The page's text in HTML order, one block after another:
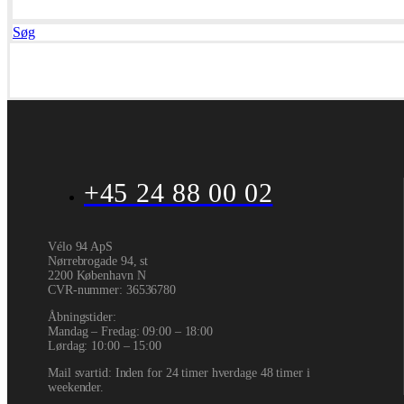
Søg
+45 24 88 00 02
Vélo 94 ApS
Nørrebrogade 94, st
2200 København N
CVR-nummer: 36536780
Åbningstider:
Mandag – Fredag: 09:00 – 18:00
Lørdag: 10:00 – 15:00
Mail svartid: Inden for 24 timer hverdage 48 timer i
weekender.